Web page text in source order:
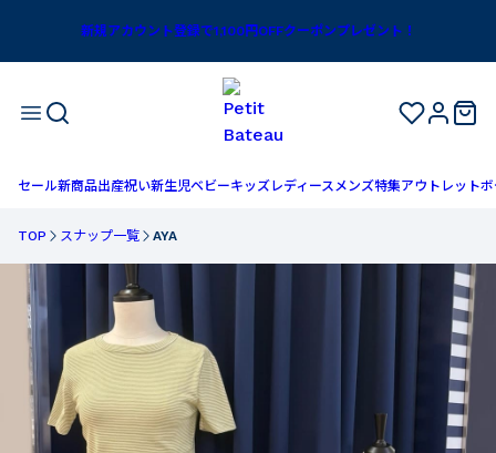
新規アカウント登録で1,100円OFFクーポンプレゼント！
セール新商品出産祝い新生児ベビーキッズ レディースメンズ特集アウトレットボ
TOP スナップ一覧 AYA